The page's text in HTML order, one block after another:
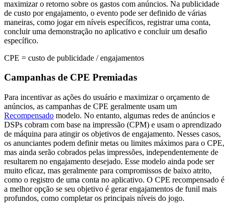
maximizar o retorno sobre os gastos com anúncios. Na publicidade
de custo por engajamento, o evento pode ser definido de várias
maneiras, como jogar em níveis específicos, registrar uma conta,
concluir uma demonstração no aplicativo e concluir um desafio
específico.
CPE = custo de publicidade / engajamentos
Campanhas de CPE Premiadas
Para incentivar as ações do usuário e maximizar o orçamento de
anúncios, as campanhas de CPE geralmente usam um
Recompensado modelo. No entanto, algumas redes de anúncios e
DSPs cobram com base na impressão (CPM) e usam o aprendizado
de máquina para atingir os objetivos de engajamento. Nesses casos,
os anunciantes podem definir metas ou limites máximos para o CPE,
mas ainda serão cobrados pelas impressões, independentemente de
resultarem no engajamento desejado. Esse modelo ainda pode ser
muito eficaz, mas geralmente para compromissos de baixo atrito,
como o registro de uma conta no aplicativo. O CPE recompensado é
a melhor opção se seu objetivo é gerar engajamentos de funil mais
profundos, como completar os principais níveis do jogo.